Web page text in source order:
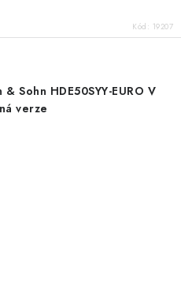
Kód: 19207
Sohn HDE50SYY-EURO V
verze